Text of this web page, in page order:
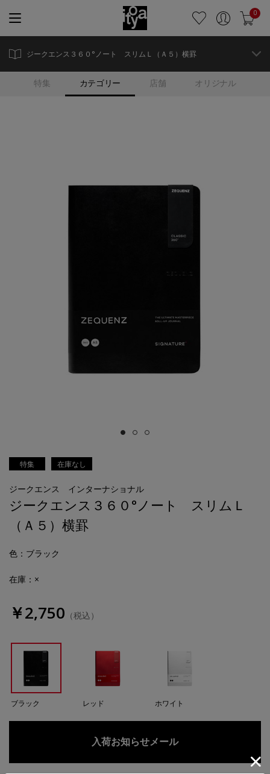
0
特集 カテゴリー 店舗 オリジナル
ジークエンス３６０°ノート スリムＬ（Ａ５）横罫
特集 在庫なし
ジークエンス インターナショナル
ジークエンス３６０°ノート スリムＬ
（Ａ５）横罫
色 ：ブラック
在庫：×
￥2,750 （税込）
ブラック レッド ホワイト